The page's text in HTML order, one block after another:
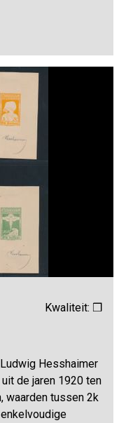
Kwaliteit: ❒
Hesshaimer
de jaren 1920 ten
waarden tussen 2k